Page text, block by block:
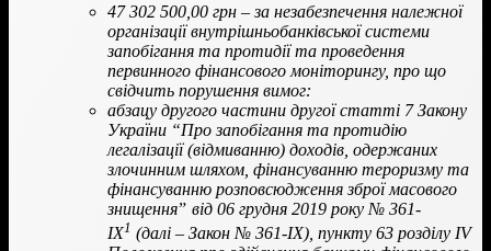
47 302 500,00 грн – за незабезпечення належної
організації внутрішньобанківської системи
запобігання та протидії та проведення
первинного фінансового моніторингу, про що
свідчить порушення вимог:
абзацу другого частини другої статті 7 Закону
України “Про запобігання та протидію
легалізації (відмиванню) доходів, одержаних
злочинним шляхом, фінансуванню тероризму та
фінансуванню розповсюдження зброї масового
знищенняˮ від 06 грудня 2019 року № 361-
IХ1 (далі – Закон № 361-IХ), пункту 63 розділу IV